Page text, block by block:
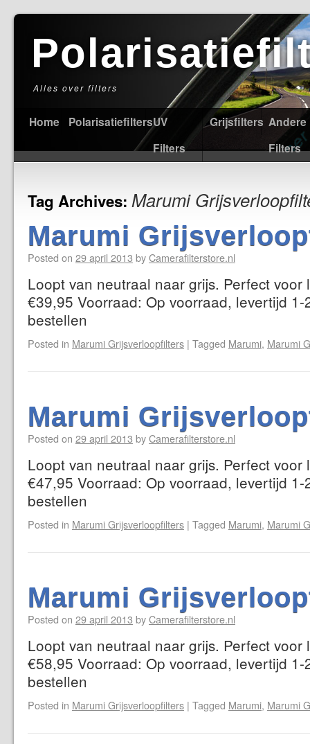
Alles over filters
Home PolarisatiefiltersUV
Filters
Grijsfilters Andere
Filters
Tag Archives: Marumi
Marumi
Posted on 29 april 2013 byCamerafilterstore.nl
Loopt van neutraal naar grijs. Perfect voor
€39,95 Voorraad: Op voorraad, levertijd
bestellen
Posted in Marumi Grijsverloopfilters | Tagged Marumi, Marumi
Marumi
Posted on 29 april 2013 byCamerafilterstore.nl
Loopt van neutraal naar grijs. Perfect voor
€47,95 Voorraad: Op voorraad, levertijd
bestellen
Posted in Marumi Grijsverloopfilters | Tagged Marumi, Marumi
Marumi
Posted on 29 april 2013 byCamerafilterstore.nl
Loopt van neutraal naar grijs. Perfect voor
€58,95 Voorraad: Op voorraad, levertijd
bestellen
Posted in Marumi Grijsverloopfilters | Tagged Marumi, Marumi